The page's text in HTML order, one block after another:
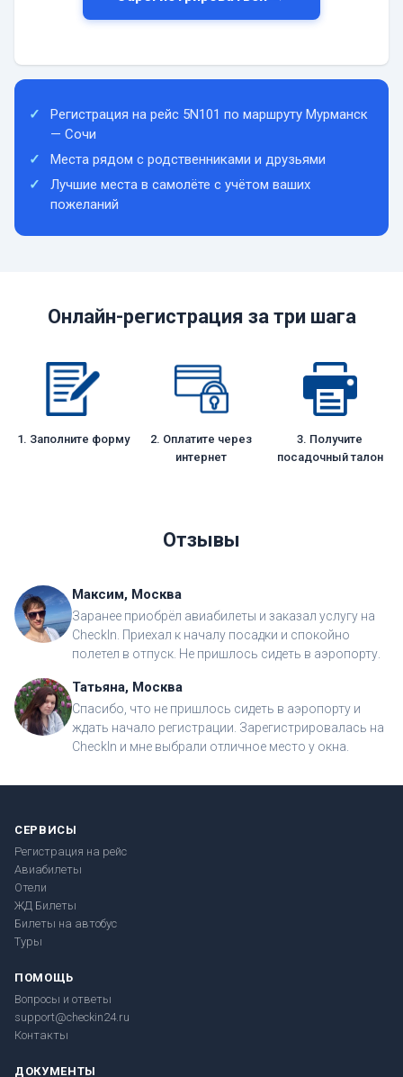
Регистрация на рейс 5N101 по маршруту Мурманск
— Сочи
Места рядом с родственниками и друзьями
Лучшие места в самолёте с учётом ваших
пожеланий
Онлайн-регистрация за три шага
1. Заполните форму
2. Оплатите через
интернет
3. Получите
посадочный талон
Отзывы
Максим, Москва
Заранее приобрёл авиабилеты и заказал услугу на
CheckIn. Приехал к началу посадки и спокойно
полетел в отпуск. Не пришлось сидеть в аэропорту.
Татьяна, Москва
Спасибо, что не пришлось сидеть в аэропорту и
ждать начало регистрации. Зарегистрировалась на
CheckIn и мне выбрали отличное место у окна.
СЕРВИСЫ
Регистрация на рейс
Авиабилеты
Отели
ЖД Билеты
Билеты на автобус
Туры
ПОМОЩЬ
Вопросы и ответы
support@checkin24.ru
Контакты
ДОКУМЕНТЫ